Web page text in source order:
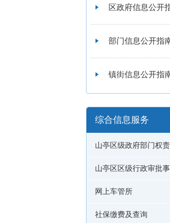
区政府信息公开
部门信息公开指
镇街信息公开指
综合信息服务
山亭区级政府部门权
山亭区区级行政审批
网上车管所
社保缴费及查询